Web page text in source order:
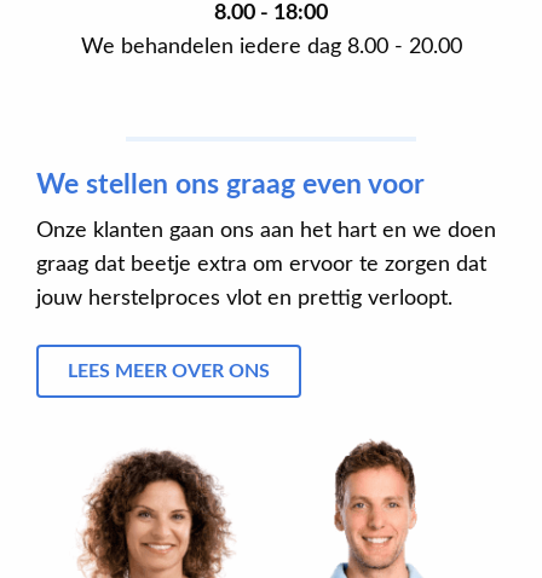
8.00 - 18:00
We behandelen iedere dag 8.00 - 20.00
We stellen ons graag even voor
Onze klanten gaan ons aan het hart en we doen
graag dat beetje extra om ervoor te zorgen dat
jouw herstelproces vlot en prettig verloopt.
LEES MEER OVER ONS